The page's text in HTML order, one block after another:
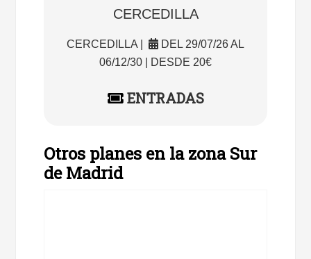
CERCEDILLA
CERCEDILLA |
DEL 29/07/26 AL
06/12/30 | DESDE 20€
ENTRADAS
Otros planes en la zona Sur
de Madrid